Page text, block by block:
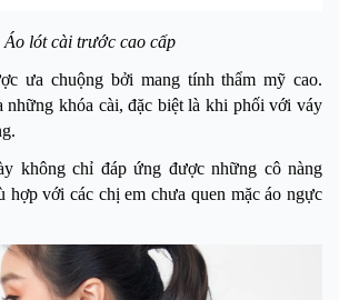
Áo lót cài trước cao cấp
ưa chuộng bởi mang tính thẩm mỹ cao.
những khóa cài, đặc biệt là khi phối với váy
không chỉ đáp ứng được những cô nàng
hợp với các chị em chưa quen mặc áo ngực